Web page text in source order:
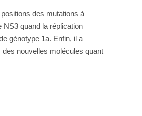
des mutations à
NS3 quand la réplication
génotype 1a. Enfin, il a
nouvelles molécules quant